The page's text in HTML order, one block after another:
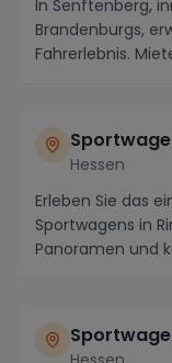
In Senftenberg,
Brandenburgs,
Fahrerlebnis.
Hessen
Erleben Sie das
Sportwagens in
Panoramen und